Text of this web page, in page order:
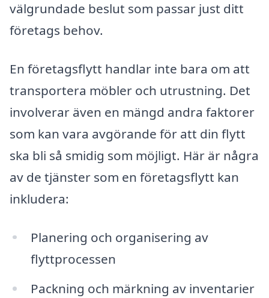
välgrundade beslut som passar just ditt
företags behov.
En företagsflytt handlar inte bara om att
transportera möbler och utrustning. Det
involverar även en mängd andra faktorer
som kan vara avgörande för att din flytt
ska bli så smidig som möjligt. Här är några
av de tjänster som en företagsflytt kan
inkludera:
Planering och organisering av
flyttprocessen
Packning och märkning av inventarier